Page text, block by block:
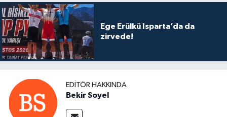
Ege Erülkü Isparta’da da
zirvede!
EDITÖR HAKKINDA
Bekir Soyel